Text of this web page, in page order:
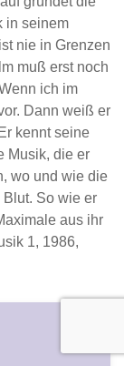
in seinem
nie in Grenzen
muß erst noch
ich im
Dann weiß er
kennt seine
Musik, die er
wo und wie die
So wie er
aus ihr
1, 1986,